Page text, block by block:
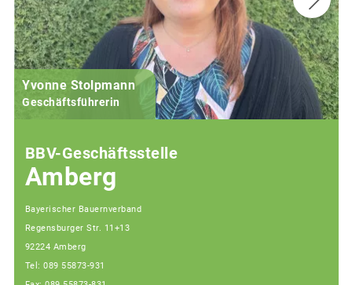
Yvonne Stolpmann
Geschäftsführerin
BBV-Geschäftsstelle
Amberg
Bayerischer Bauernverband
Regensburger Str. 11+13
92224 Amberg
Tel: 089 55873-931